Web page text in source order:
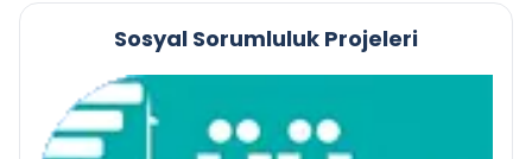
Sosyal Sorumluluk Projeleri